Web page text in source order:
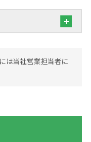
は当社営業担当者に